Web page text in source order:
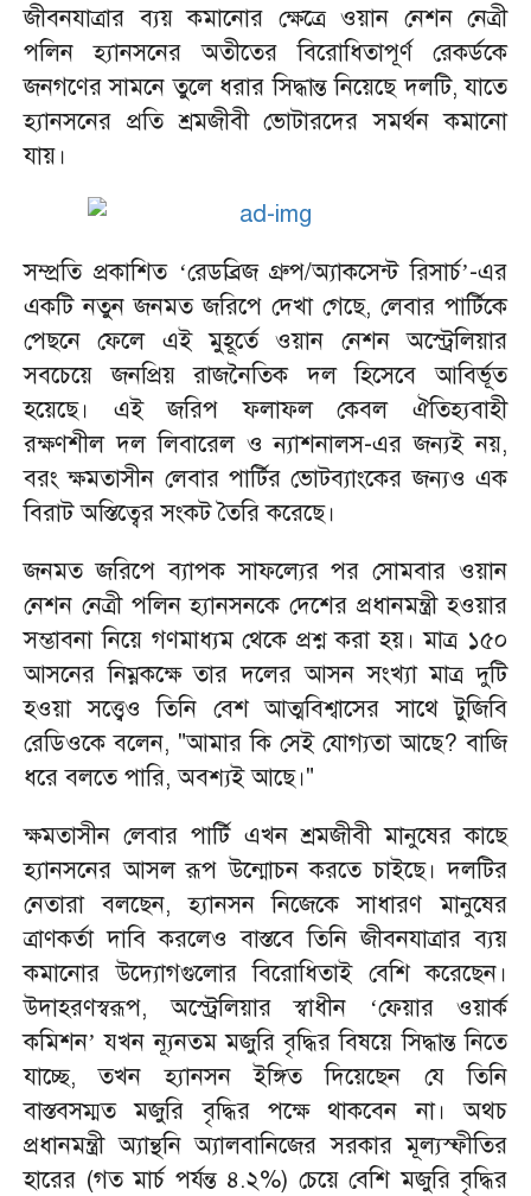
জীবনযাত্রার ব্যয় কমানোর ক্ষেত্রে ওয়ান নেশন নেত্রী
পলিন হ্যানসনের অতীতের বিরোধিতাপূর্ণ রেকর্ডকে
জনগণের সামনে তুলে ধরার সিদ্ধান্ত নিয়েছে দলটি, যাতে
হ্যানসনের প্রতি শ্রমজীবী ভোটারদের সমর্থন কমানো
যায়।
সম্প্রতি প্রকাশিত ‘রেডব্রিজ গ্রুপ/অ্যাকসেন্ট রিসার্চ’-এর
একটি নতুন জনমত জরিপে দেখা গেছে, লেবার পার্টিকে
পেছনে ফেলে এই মুহূর্তে ওয়ান নেশন অস্ট্রেলিয়ার
সবচেয়ে জনপ্রিয় রাজনৈতিক দল হিসেবে আবির্ভূত
হয়েছে। এই জরিপ ফলাফল কেবল ঐতিহ্যবাহী
রক্ষণশীল দল লিবারেল ও ন্যাশনালস-এর জন্যই নয়,
বরং ক্ষমতাসীন লেবার পার্টির ভোটব্যাংকের জন্যও এক
বিরাট অস্তিত্বের সংকট তৈরি করেছে।
জনমত জরিপে ব্যাপক সাফল্যের পর সোমবার ওয়ান
নেশন নেত্রী পলিন হ্যানসনকে দেশের প্রধানমন্ত্রী হওয়ার
সম্ভাবনা নিয়ে গণমাধ্যম থেকে প্রশ্ন করা হয়। মাত্র ১৫০
আসনের নিম্নকক্ষে তার দলের আসন সংখ্যা মাত্র দুটি
হওয়া সত্ত্বেও তিনি বেশ আত্মবিশ্বাসের সাথে টুজিবি
রেডিওকে বলেন, "আমার কি সেই যোগ্যতা আছে? বাজি
ধরে বলতে পারি, অবশ্যই আছে।"
ক্ষমতাসীন লেবার পার্টি এখন শ্রমজীবী মানুষের কাছে
হ্যানসনের আসল রূপ উন্মোচন করতে চাইছে। দলটির
নেতারা বলছেন, হ্যানসন নিজেকে সাধারণ মানুষের
ত্রাণকর্তা দাবি করলেও বাস্তবে তিনি জীবনযাত্রার ব্যয়
কমানোর উদ্যোগগুলোর বিরোধিতাই বেশি করেছেন।
উদাহরণস্বরূপ, অস্ট্রেলিয়ার স্বাধীন ‘ফেয়ার ওয়ার্ক
কমিশন’ যখন ন্যূনতম মজুরি বৃদ্ধির বিষয়ে সিদ্ধান্ত নিতে
যাচ্ছে, তখন হ্যানসন ইঙ্গিত দিয়েছেন যে তিনি
বাস্তবসম্মত মজুরি বৃদ্ধির পক্ষে থাকবেন না। অথচ
প্রধানমন্ত্রী অ্যান্থনি অ্যালবানিজের সরকার মূল্যস্ফীতির
হারের (গত মার্চ পর্যন্ত ৪.২%) চেয়ে বেশি মজুরি বৃদ্ধির